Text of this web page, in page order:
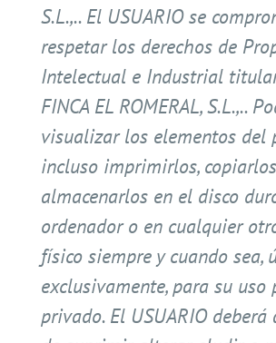
S.L.,.. El USUARIO se
respetar los derechos de
Intelectual e Industrial
FINCA EL ROMERAL, S.L.,..
visualizar los elementos del
incluso imprimirlos,
almacenarlos en el disco
ordenador o en cualquier
físico siempre y cuando sea,
exclusivamente, para su uso
privado. El USUARIO deberá